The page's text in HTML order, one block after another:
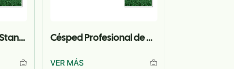
Césped de hockey Standard Match Césped Profesional de Rugby
VER MÁS